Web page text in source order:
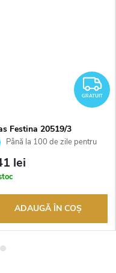
GRATUIT
Festina 20519/3
Până la 100 de zile pentru
bunurilor. Vânzător
lei
ADAUGĂ ÎN COŞ